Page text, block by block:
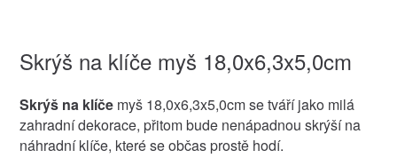
Skrýš na klíče myš 18,0x6,3x5,0cm
Skrýš na klíčemyš 18,0x6,3x5,0cm se tváří jako milá
zahradní dekorace, přitom bude nenápadnou skrýší na
náhradní klíče, které se občas prostě hodí.